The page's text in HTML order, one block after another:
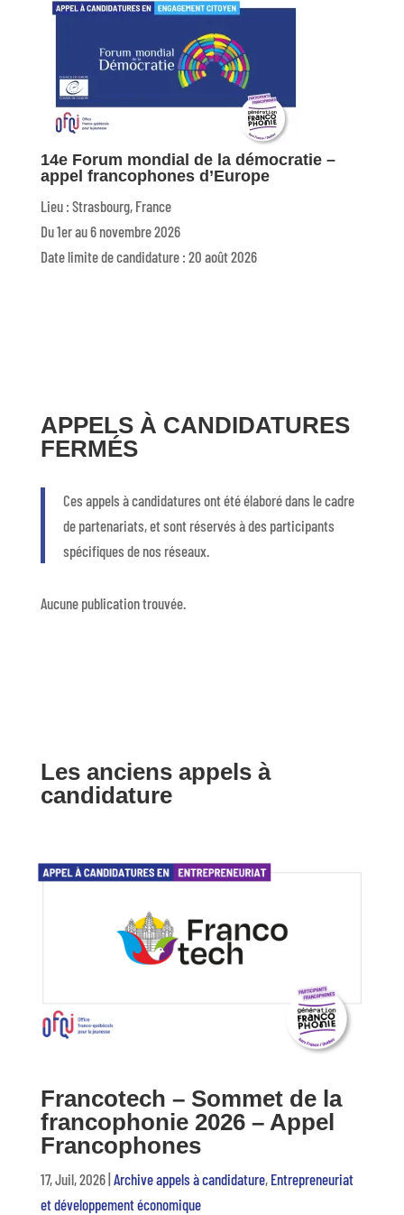
14e Forum mondial de la démocratie –
appel francophones d’Europe
Lieu : Strasbourg, France
Du 1er au 6 novembre 2026
Date limite de candidature : 20 août 2026
APPELS À CANDIDATURES
FERMÉS
Ces appels à candidatures ont été élaboré dans le cadre
de partenariats, et sont réservés à des participants
spécifiques de nos réseaux.
Aucune publication trouvée.
Les anciens appels à
candidature
Francotech – Sommet de la
francophonie 2026 – Appel
Francophones
17, Juil, 2026| Archive appels à candidature, Entrepreneuriat
et développement économique